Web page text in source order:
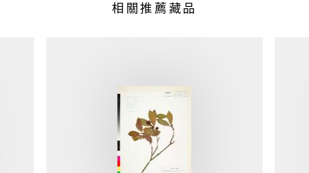
相關推薦藏品